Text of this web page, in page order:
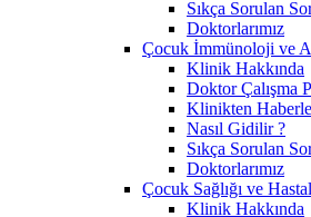
Sıkça Sorulan
Doktorlarımız
Çocuk İmmünoloji ve
Klinik Hakkında
Doktor Çalışma
Klinikten
Nasıl Gidilir ?
Sıkça Sorulan
Doktorlarımız
Çocuk Sağlığı ve
Klinik Hakkında